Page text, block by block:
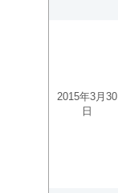
2015年3月30
日